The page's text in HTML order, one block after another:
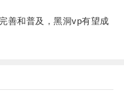
和普及，黑洞vp有望成